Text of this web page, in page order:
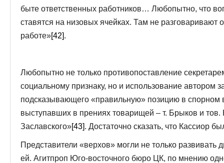
быте ответственных работников… Любопытно, что
ставятся на низовых ячейках. Там не разговаривают
работе»[42].
Любопытно не только противопоставление
социальному признаку, но и использование автором
подсказывающего «правильную» позицию в спорном
выступавших в прениях товарищей – т. Брыков и
Заславского»[43]. Достаточно сказать, что Кассиор
Представители «верхов» могли не только развивать
ей. Агитпроп Юго-восточного бюро ЦК, по мнению